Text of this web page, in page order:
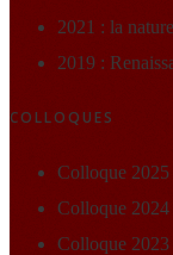
2021 : la
2019 :
COLLOQUES
Colloque 2025
Colloque 2024
Colloque 2023